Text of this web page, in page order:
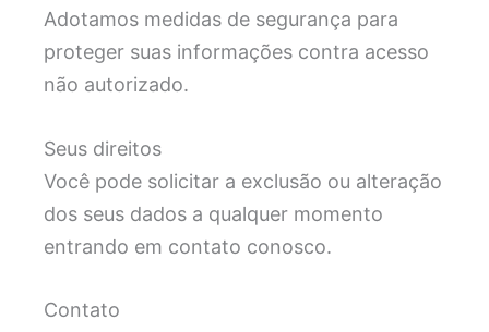
Adotamos medidas de segurança para
proteger suas informações contra acesso
não autorizado.
Seus direitos
Você pode solicitar a exclusão ou alteração
dos seus dados a qualquer momento
entrando em contato conosco.
Contato